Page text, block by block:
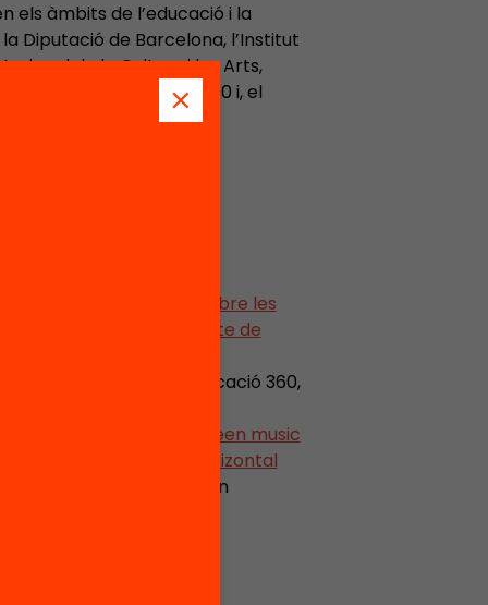
els àmbits de l’educació i la
Diputació de Barcelona, l’Institut
de la Cultura i les Arts,
l’Aliança Educació 360 i, el
d’actuació sobre les
artística al districte de
(Aliança Educació 360,
and collaboration between music
institutions for the horizontal
(Music Schools in